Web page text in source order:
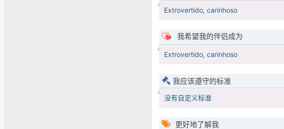
Extrovertido, carinhoso
我希望我的伴侣成为
Extrovertido, carinhoso
我应该遵守的标准
没有自定义标准
更好地了解我